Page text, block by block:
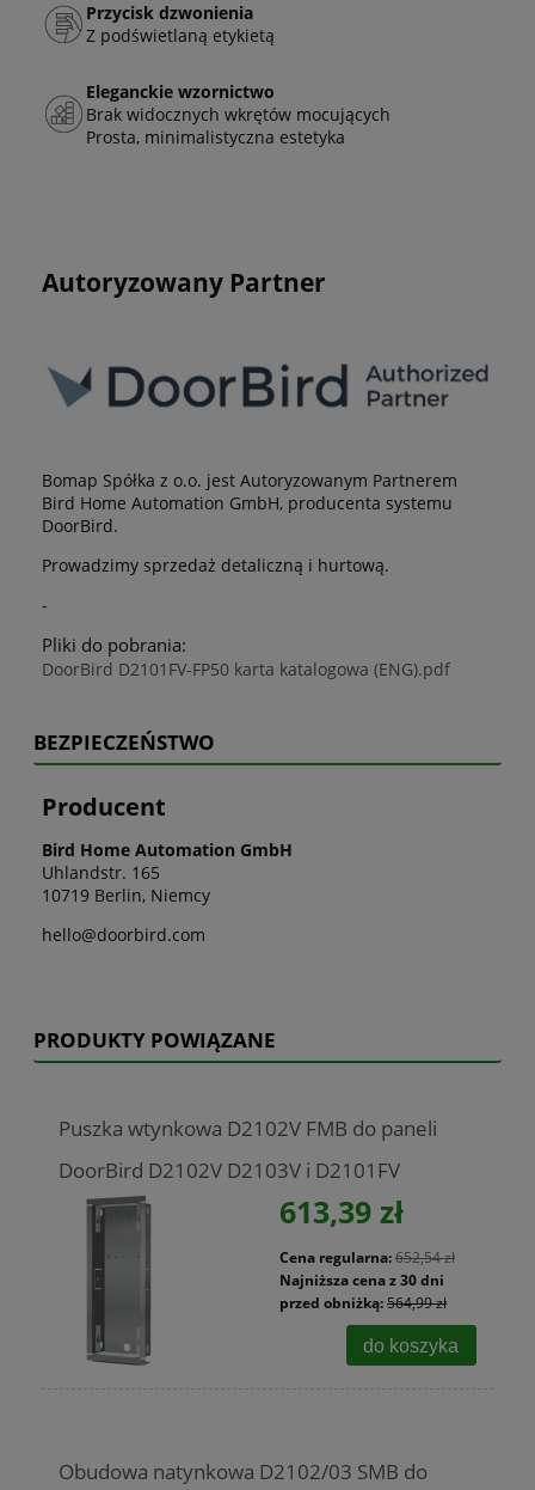
Przycisk dzwonienia
Z podświetlaną etykietą
Eleganckie wzornictwo
Brak widocznych wkrętów mocujących
Prosta, minimalistyczna estetyka
Autoryzowany Partner
Bomap Spółka z o.o. jest Autoryzowanym Partnerem
Bird Home Automation GmbH, producenta systemu
DoorBird.
Prowadzimy sprzedaż detaliczną i hurtową.
-
Pliki do pobrania:
DoorBird D2101FV-FP50 karta katalogowa (ENG).pdf
BEZPIECZEŃSTWO
Producent
Bird Home Automation GmbH
Uhlandstr. 165
10719 Berlin, Niemcy
hello@doorbird.com
PRODUKTY POWIĄZANE
Puszka wtynkowa D2102V FMB do paneli
DoorBird D2102V D2103V i D2101FV
613,39 zł
Cena regularna:652,54 zł
Najniższa cena z 30 dni
przed obniżką:564,99 zł
do koszyka
Obudowa natynkowa D2102/03 SMB do